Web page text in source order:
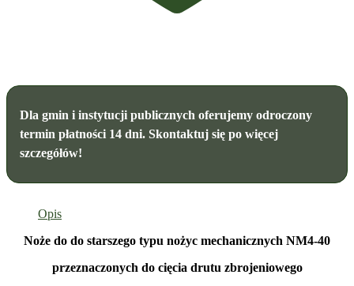
Dla gmin i instytucji publicznych oferujemy odroczony
termin płatności 14 dni. Skontaktuj się po więcej
szczegółów!
Opis
Noże do do starszego typu nożyc mechanicznych NM4-40
przeznaczonych do cięcia drutu zbrojeniowego